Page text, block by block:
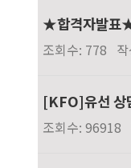
★합격자발표★
조회수: 778
[KFO]유선 상
조회수: 96918